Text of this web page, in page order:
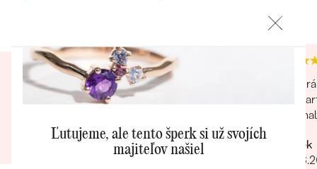
OBJAVIŤ
Krásny jedinečný šperk aj s darčekom. Ďakujem.
Spoľahlivý obchod. Určite odporúčam.
Marek
Ľutujeme, ale tento šperk si už svojích
majiteľov našiel